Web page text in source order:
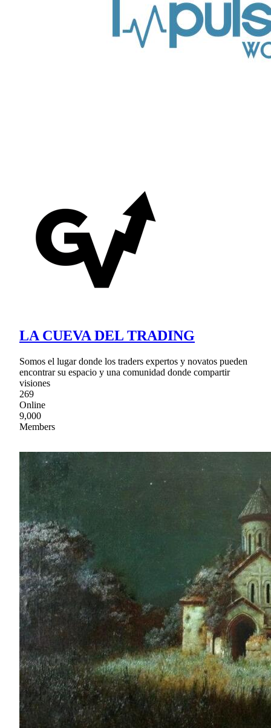
LA CUEVA DEL TRADING
Somos el lugar donde los traders expertos y novatos pueden
encontrar su espacio y una comunidad donde compartir
visiones
269
Online
9,000
Members